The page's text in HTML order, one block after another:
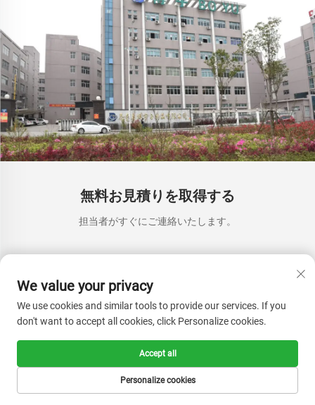
無料お見積りを取得する
担当者がすぐにご連絡いたします。
氏名
We value your privacy
We use cookies and similar tools to provide our services. If you
don't want to accept all cookies, click Personalize cookies.
Personalize cookies
Accept all